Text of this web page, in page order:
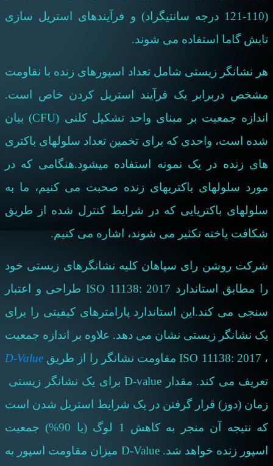
(110-121 درجه سانتیگراد) و فرآیندهای استریل سازی
تابش گاما استفاده می شوند.
هر نشانگر زیستی شامل تعداد اسپورهای زنده با نقاومت
مشخص دربرابر یک فرآیند استریل کردن خاص است.
اندازه جمعیت بر مبنای واحد تشکیل کلنی (CFU) بیان
شده است، واحدی که برای تخمین تعداد سلولهای باکتری
های زنده در یک نمونه استفاده میشود.هنگامی که در
مورد سلولهای باکتریهای زنده صحبت می کنیم، ما به
سلولهای باکتریایی که در شرایط کنترل شده از طریق
شکافت یاخته تکثیر می شوند، اشاره می کنیم.
شرکت روشن رای سپاهان کلیه نشانگرهای زیستی خود
را مطابق استاندارد ISO 11138: 2017طراحی و اعتبار
سنجی می کند.این استاندارد پارامترهای کیفیتی را برای
یک نشانگر زیستی نشان می دهد. علاوه بر اندازه جمعیت
، ISO 11138: 2017مقاومت نشانگر را از طریق D-Value
تعریف می کند. مقدار
D-valueبرای یک نشانگر زیستی
زمان (دوز) قرار گرفتن در یک شرایط استریل شدن است
که نتیجه آن منجر به کاهش 1 لوگ (یا 90%) جمعیت
اسپور زنده خواهد شد. D-Valueمیزان مقاومت اسپور به